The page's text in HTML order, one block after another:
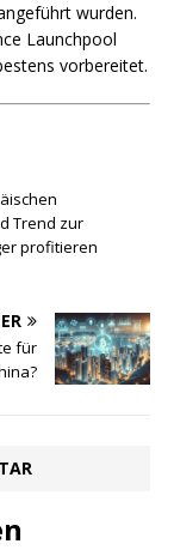
wurden.
Launchpool
vorbereitet.
Trend zur
profitieren
für